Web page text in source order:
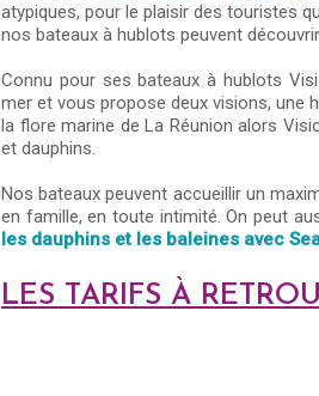
atypiques, pour le plaisir des touristes
nos bateaux à hublots peuvent
Connu pour ses bateaux à hublots
mer et vous propose deux visions, une
la flore marine de La Réunion alors
et dauphins.
Nos bateaux peuvent accueillir un
en famille, en toute intimité. On peut
les dauphins et les baleines avec
LES TARIFS À